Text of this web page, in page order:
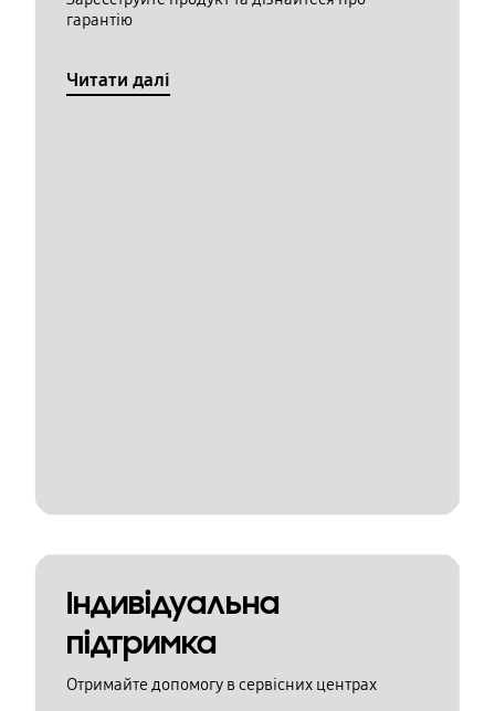
гарантію
Читати далі
Індивідуальна
підтримка
Отримайте допомогу в сервісних центрах